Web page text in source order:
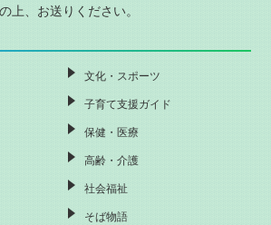
上、お送りください。
文化・スポーツ
子育て支援ガイド
保健・医療
高齢・介護
社会福祉
そば物語